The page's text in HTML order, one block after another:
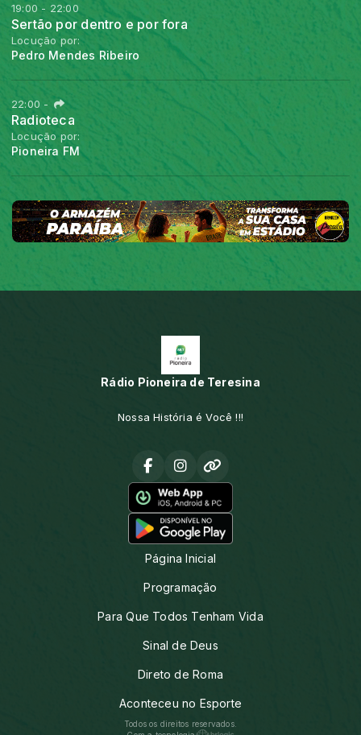
19:00 - 22:00
Sertão por dentro e por fora
Locução por:
Pedro Mendes Ribeiro
22:00 -
Radioteca
Locução por:
Pioneira FM
Rádio Pioneira de Teresina
Nossa História é Você !!!
Página Inicial
Programação
Para Que Todos Tenham Vida
Sinal de Deus
Direto de Roma
Aconteceu no Esporte
Todos os direitos reservados.